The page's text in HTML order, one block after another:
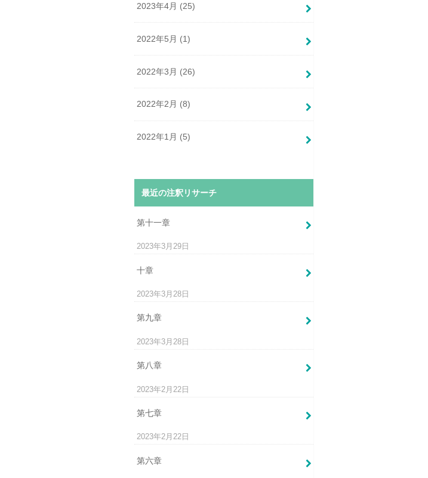
2023年4月 (25)
2022年5月 (1)
2022年3月 (26)
2022年2月 (8)
2022年1月 (5)
最近の注釈リサーチ
第十一章
2023年3月29日
十章
2023年3月28日
第九章
2023年3月28日
第八章
2023年2月22日
第七章
2023年2月22日
第六章